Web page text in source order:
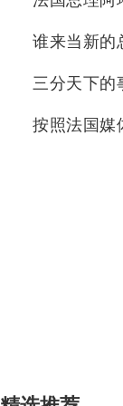
谁来当新的
三分天下的
按照法国媒